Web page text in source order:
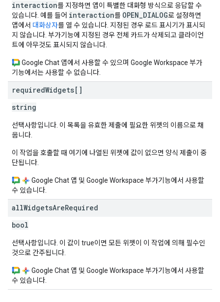
interaction를 지정하면 앱이 특별한 대화형 방식으로 응답할 수
있습니다. 예를 들어 interaction를 OPEN_DIALOG로 설정하면
앱에서 대화상자를 열 수 있습니다. 지정된 경우 로드 표시기가 표시되
지 않습니다. 부가기능에 지정된 경우 전체 카드가 삭제되고 클라이언
트에 아무것도 표시되지 않습니다.
Google Chat 앱에서 사용할 수 있으며 Google Workspace 부가
기능에서는 사용할 수 없습니다.
requiredWidgets[]
string
선택사항입니다. 이 목록을 유효한 제출에 필요한 위젯의 이름으로 채
웁니다.
이 작업을 호출할 때 여기에 나열된 위젯에 값이 없으면 양식 제출이 중
단됩니다.
Google Chat 앱 및 Google Workspace 부가기능에서 사용할
수 있습니다.
allWidgetsAreRequired
bool
선택사항입니다. 이 값이 true이면 모든 위젯이 이 작업에 의해 필수인
것으로 간주됩니다.
Google Chat 앱 및 Google Workspace 부가기능에서 사용할
수 있습니다.